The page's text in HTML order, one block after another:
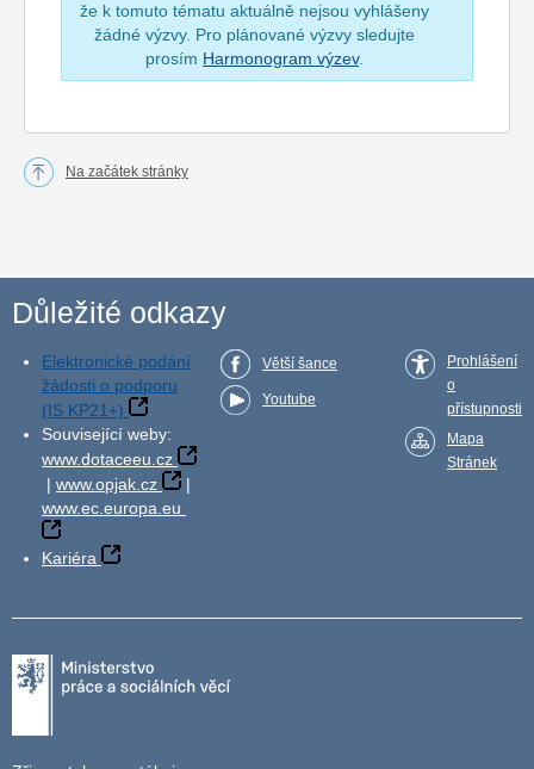
že k tomuto tématu aktuálně nejsou vyhlášeny
žádné výzvy. Pro plánované výzvy sledujte
prosím Harmonogram výzev.
Na začátek stránky
Důležité odkazy
Elektronické podání
žádosti o podporu
(IS KP21+)
Související weby:
www.dotaceeu.cz
| www.opjak.cz
|
www.ec.europa.eu
Kariéra
Větší šance
Youtube
Prohlášení
o
přístupnosti
Mapa
Stránek